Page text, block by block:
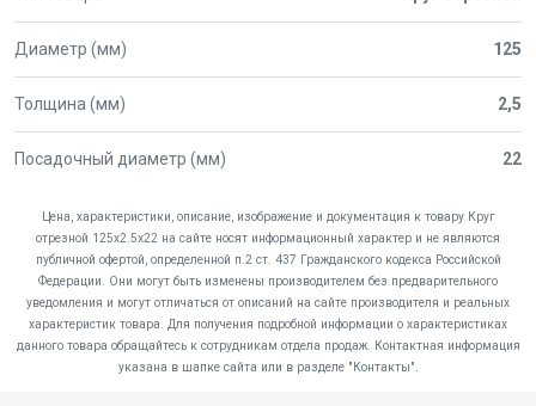
Диаметр (мм) 125
Толщина (мм) 2,5
Посадочный диаметр (мм) 22
Цена, характеристики, описание, изображение и документация к товару Круг
отрезной 125х2.5х22 на сайте носят информационный характер и не являются
публичной офертой, определенной п.2 ст. 437 Гражданского кодекса Российской
Федерации. Они могут быть изменены производителем без предварительного
уведомления и могут отличаться от описаний на сайте производителя и реальных
характеристик товара. Для получения подробной информации о характеристиках
данного товара обращайтесь к сотрудникам отдела продаж. Контактная информация
указана в шапке сайта или в разделе "Контакты".